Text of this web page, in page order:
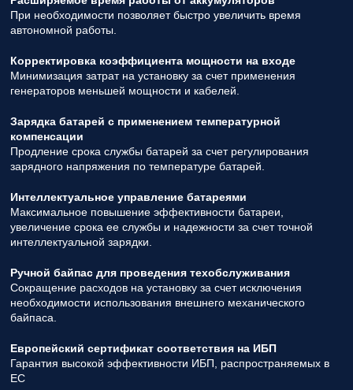
При необходимости позволяет быстро увеличить время
автономной работы.
Корректировка коэффициента мощности на входе
Минимизация затрат на установку за счет применения
генераторов меньшей мощности и кабелей.
Зарядка батарей с применением температурной
компенсации
Продление срока службы батарей за счет регулирования
зарядного напряжения по температуре батарей.
Интеллектуальное управление батареями
Максимальное повышение эффективности батареи,
увеличение срока ее службы и надежности за счет точной
интеллектуальной зарядки.
Ручной байпас для проведения техобслуживания
Сокращение расходов на установку за счет исключения
необходимости использования внешнего механического
байпаса.
Европейский сертификат соответствия на ИБП
Гарантия высокой эффективности ИБП, распространяемых в
ЕС